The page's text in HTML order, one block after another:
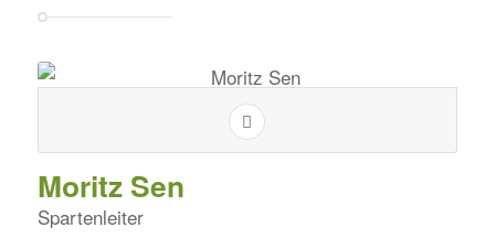
Moritz Sen
Spartenleiter